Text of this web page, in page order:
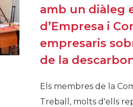
amb un diàleg
d’Empresa i
empresaris
de la
Els membres de la
Treball, molts d'ells